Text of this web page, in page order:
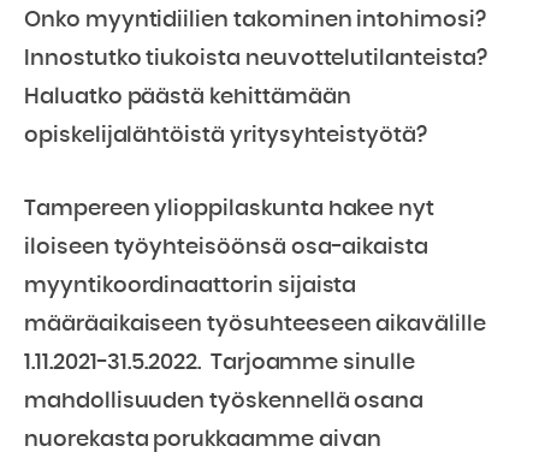
Onko myyntidiilien takominen intohimosi?
Innostutko tiukoista neuvottelutilanteista?
Haluatko päästä kehittämään
opiskelijalähtöistä yritysyhteistyötä?
Tampereen ylioppilaskunta hakee nyt
iloiseen työyhteisöönsä osa-aikaista
myyntikoordinaattorin sijaista
määräaikaiseen työsuhteeseen aikavälille
1.11.2021-31.5.2022. Tarjoamme sinulle
mahdollisuuden työskennellä osana
nuorekasta porukkaamme aivan